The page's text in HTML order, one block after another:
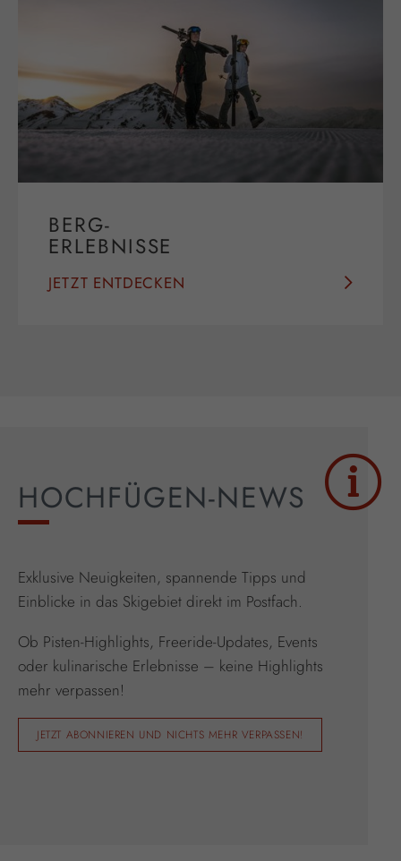
BERG-
ERLEBNISSE
JETZT ENTDECKEN
HOCHFÜGEN-NEWS
Exklusive Neuigkeiten, spannende Tipps und
Einblicke in das Skigebiet direkt im Postfach.
Ob Pisten-Highlights, Freeride-Updates, Events
oder kulinarische Erlebnisse – keine Highlights
mehr verpassen!
JETZT ABONNIEREN UND NICHTS MEHR VERPASSEN!